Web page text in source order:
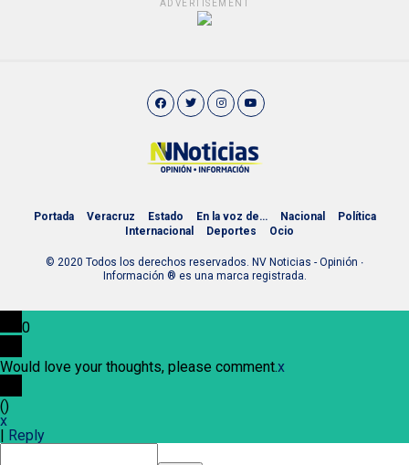
ADVERTISEMENT
Portada Veracruz Estado En la voz de… Nacional
Política
Internacional
Deportes Ocio
© 2020 Todos los derechos reservados. NV Noticias - Opinión ∙
Información ® es una marca registrada.
0
Would love your thoughts, please comment.x
()
x
Reply